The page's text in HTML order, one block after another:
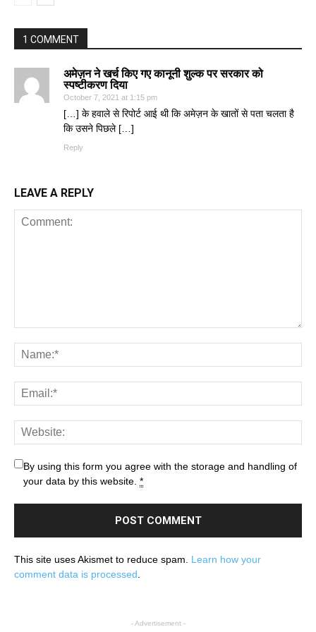
1 COMMENT
अमेज़न ने खर्च किए गए कानूनी शुल्क पर सरकार को
स्पष्टीकरण दिया
October 7, 2021 at 1:15 pm
[…] के हवाले से रिपोर्ट आई थी कि अमेज़न के खातों से पता चलता है
कि उसने पिछले […]
Reply
LEAVE A REPLY
By using this form you agree with the storage and handling of
your data by this website. *
This site uses Akismet to reduce spam. Learn how your
comment data is processed
- Advertisement -